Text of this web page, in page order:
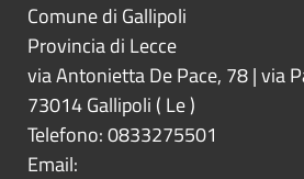
Comune di Gallipoli
Provincia di Lecce
via Antonietta De Pace, 78 | via
73014Gallipoli ( Le)
Telefono: 0833275501
Email: